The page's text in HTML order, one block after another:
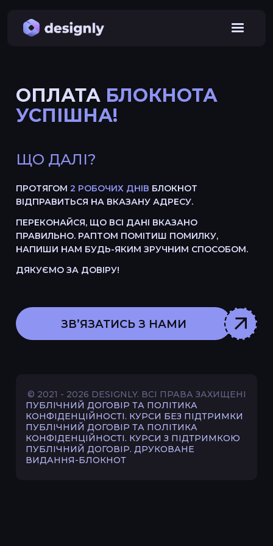
ОПЛАТА БЛОКНОТА
УСПІШНА!
ЩО ДАЛІ?
ПРОТЯГОМ 2 РОБОЧИХ ДНІВ БЛОКНОТ
ВІДПРАВИТЬСЯ НА ВКАЗАНУ АДРЕСУ.
ПЕРЕКОНАЙСЯ, ЩО ВСІ ДАНІ ВКАЗАНО
ПРАВИЛЬНО. РАПТОМ ПОМІТИШ ПОМИЛКУ,
НАПИШИ НАМ БУДЬ-ЯКИМ ЗРУЧНИМ СПОСОБОМ.
ДЯКУЄМО ЗА ДОВІРУ!
ЗВʼЯЗАТИСЬ З НАМИ
© 2021 - 2026 DESIGNLY. ВСІ ПРАВА ЗАХИЩЕНІ
ПУБЛІЧНИЙ ДОГОВІР ТА ПОЛІТИКА
КОНФІДЕНЦІЙНОСТІ. КУРСИ БЕЗ ПІДТРИМКИ
ПУБЛІЧНИЙ ДОГОВІР ТА ПОЛІТИКА
КОНФІДЕНЦІЙНОСТІ. КУРСИ З ПІДТРИМКОЮ
ПУБЛІЧНИЙ ДОГОВІР. ДРУКОВАНЕ
ВИДАННЯ-БЛОКНОТ